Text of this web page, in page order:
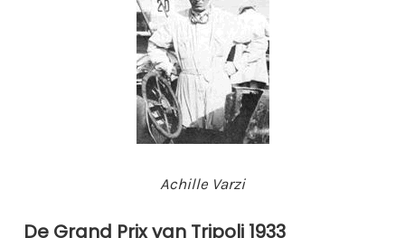
Achille Varzi
De Grand Prix van Tripoli 1933